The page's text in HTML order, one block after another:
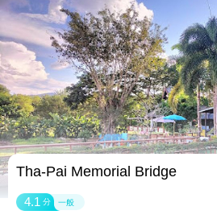
Tha-Pai Memorial Bridge
4.1 分 一般
